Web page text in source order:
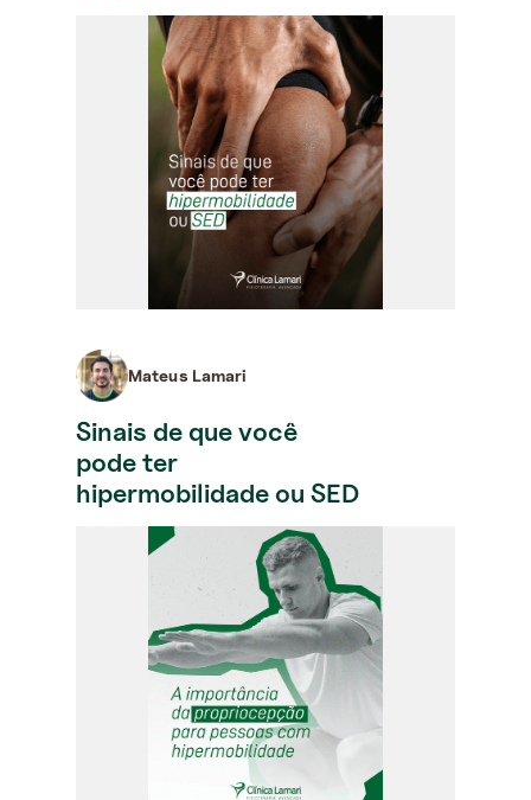
Mateus Lamari
Sinais de que você
pode ter
hipermobilidade ou SED